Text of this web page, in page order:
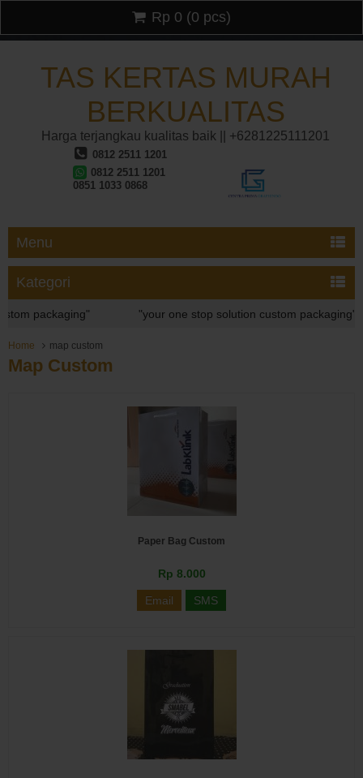
TAS KERTAS MURAH
BERKUALITAS
Harga terjangkau kualitas baik || +6281225111201
0812 2511 1201
0812 2511 1201
0851 1033 0868
Menu
Kategori
Rp 0 (0 pcs)
packaging" "your one stop solution custom packaging"
packaging"
Home map custom
Map Custom
Paper Bag Custom
Rp 8.000
Email SMS